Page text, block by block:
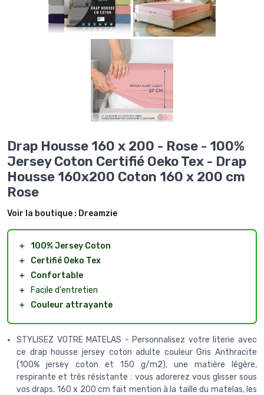
Drap Housse 160 x 200 - Rose - 100%
Jersey Coton Certifié Oeko Tex - Drap
Housse 160x200 Coton 160 x 200 cm
Rose
Voir la boutique : Dreamzie
＋ 100% Jersey Coton
＋
Certifié Oeko Tex
＋
Confortable
＋
Facile d'entretien
＋
Couleur attrayante
STYLISEZ VOTRE MATELAS - Personnalisez votre literie avec
ce drap housse jersey coton adulte couleur Gris Anthracite
(100% jersey coton et 150 g/m2), une matière légère,
respirante et très résistante : vous adorerez vous glisser sous
vos draps. 160 x 200 cm fait mention à la taille du matelas, les